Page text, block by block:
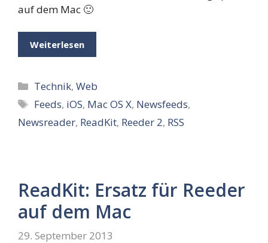
auf dem Mac 🙂
Weiterlesen
Kategorien
Technik,Web
Schlagwörter
Feeds, iOS, Mac OS X, Newsfeeds,
Newsreader, ReadKit, Reeder 2, RSS
ReadKit: Ersatz für Reeder
auf dem Mac
29. September 2013